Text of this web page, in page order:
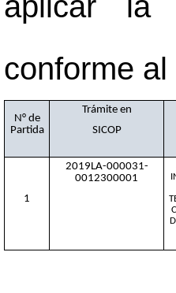
conforme
N° de
Partida
Trámite en
SICOP
1
2019LA-000031-
0012300001